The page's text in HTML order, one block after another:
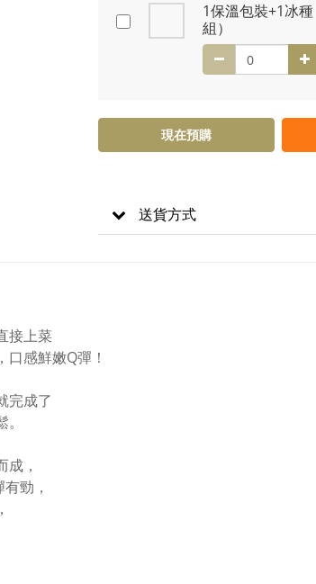
1保溫包裝+1冰
組）
現在預購
送貨方式
接上菜
感鮮嫩Q彈！
完成了
，
勁，